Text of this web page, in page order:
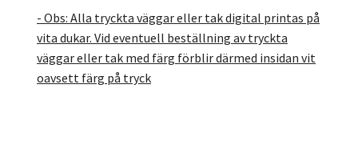
- Obs: Alla tryckta väggar eller tak digital printas på
vita dukar. Vid eventuell beställning av tryckta
väggar eller tak med färg förblir därmed insidan vit
oavsett färg på tryck